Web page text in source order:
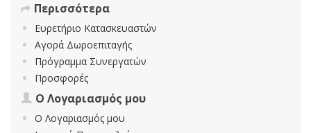
Περισσότερα
Ευρετήριο Κατασκευαστών
Αγορά Δωροεπιταγής
Πρόγραμμα Συνεργατών
Προσφορές
Ο Λογαριασμός μου
Ο Λογαριασμός μου